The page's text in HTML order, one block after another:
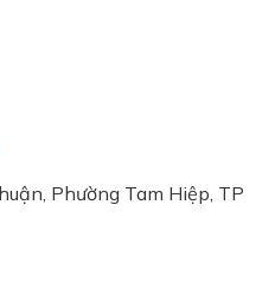
Phường Tam Hiệp, TP